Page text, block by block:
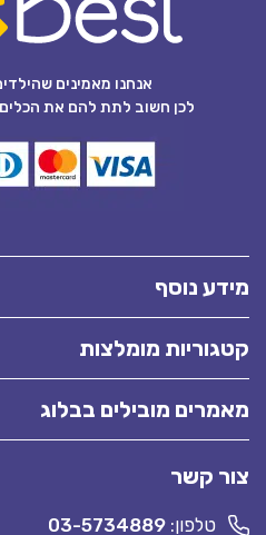
אנחנו מאמינים
לכן חשוב לתת להם את
מידע נוסף
קטגוריות מומלצות
מאמרים מובילים בבלוג
צור קשר
טלפון: 03-5734889